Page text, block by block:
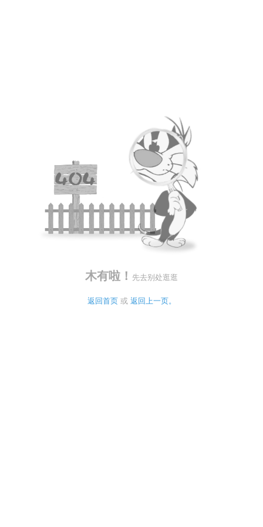
木有啦！ 先去别处逛逛
返回首页 或 返回上一页。